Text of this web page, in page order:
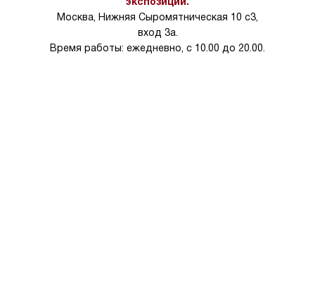
Москва, Нижняя Сыромятническая 10 с3,
вход 3а.
Время работы: ежедневно, с 10.00 до 20.00.